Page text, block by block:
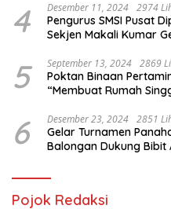
4 Desember 11, 2024 2974
Pengurus SMSI Pusat
Sekjen Makali Kumar
5 September 13, 2024 2869
Poktan Binaan
“Membuat Rumah
6 Desember 23, 2024 2851
Gelar Turnamen
Balongan Dukung Bibit
Pojok Redaksi